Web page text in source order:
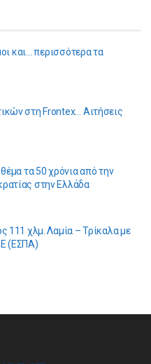
και… περισσότερα τα
στη Frontex… Αιτήσεις
τα 50 χρόνια από την
στην Ελλάδα
111 χλμ. Λαμία – Τρίκαλα με
(ΕΣΠΑ)